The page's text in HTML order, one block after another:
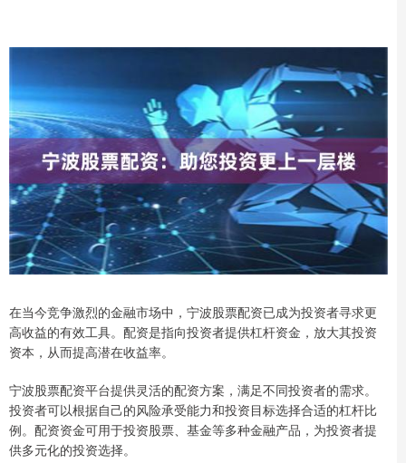
在当今竞争激烈的金融市场中，宁波股票配资已成为投资者寻求更
高收益的有效工具。配资是指向投资者提供杠杆资金，放大其投资
资本，从而提高潜在收益率。
宁波股票配资平台提供灵活的配资方案，满足不同投资者的需求。
投资者可以根据自己的风险承受能力和投资目标选择合适的杠杆比
例。配资资金可用于投资股票、基金等多种金融产品，为投资者提
供多元化的投资选择。